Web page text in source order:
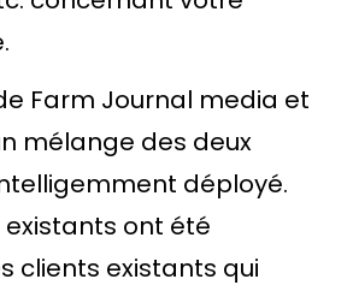
Farm Journal media et
mélange des deux
déployé.
existants ont été
clients existants qui